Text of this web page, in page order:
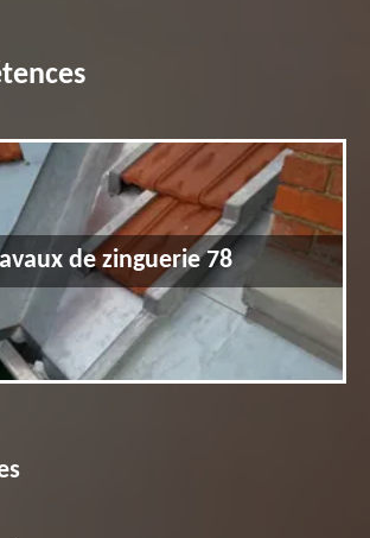
de zinguerie 78